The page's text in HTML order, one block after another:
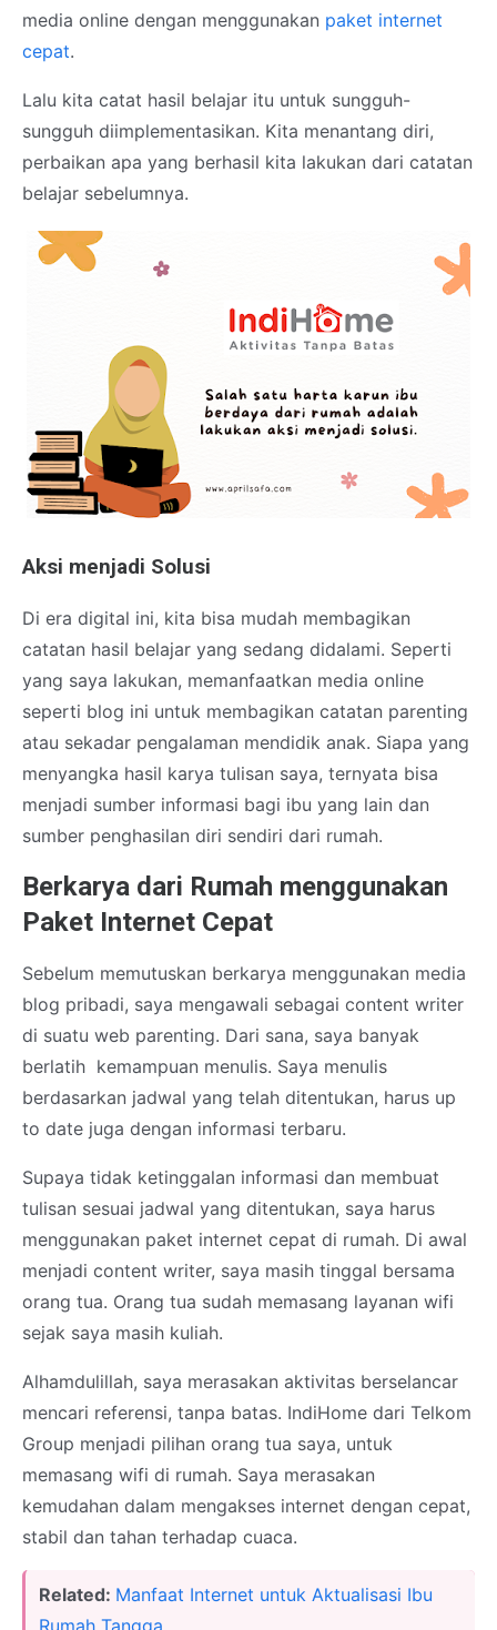
media online dengan menggunakan paket internet
cepat.
Lalu kita catat hasil belajar itu untuk sungguh-
sungguh diimplementasikan. Kita menantang diri,
perbaikan apa yang berhasil kita lakukan dari catatan
belajar sebelumnya.
Aksi menjadi Solusi
Di era digital ini, kita bisa mudah membagikan
catatan hasil belajar yang sedang didalami. Seperti
yang saya lakukan, memanfaatkan media online
seperti blog ini untuk membagikan catatan parenting
atau sekadar pengalaman mendidik anak. Siapa yang
menyangka hasil karya tulisan saya, ternyata bisa
menjadi sumber informasi bagi ibu yang lain dan
sumber penghasilan diri sendiri dari rumah.
Berkarya dari Rumah menggunakan
Paket Internet Cepat
Sebelum memutuskan berkarya menggunakan media
blog pribadi, saya mengawali sebagai content writer
di suatu web parenting. Dari sana, saya banyak
berlatih kemampuan menulis. Saya menulis
berdasarkan jadwal yang telah ditentukan, harus up
to date juga dengan informasi terbaru.
Supaya tidak ketinggalan informasi dan membuat
tulisan sesuai jadwal yang ditentukan, saya harus
menggunakan paket internet cepat di rumah. Di awal
menjadi content writer, saya masih tinggal bersama
orang tua. Orang tua sudah memasang layanan wifi
sejak saya masih kuliah.
Alhamdulillah, saya merasakan aktivitas berselancar
mencari referensi, tanpa batas. IndiHome dari Telkom
Group menjadi pilihan orang tua saya, untuk
memasang wifi di rumah. Saya merasakan
kemudahan dalam mengakses internet dengan cepat,
stabil dan tahan terhadap cuaca.
Related: Manfaat Internet untuk Aktualisasi Ibu